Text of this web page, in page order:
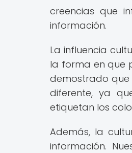
creencias que
información.
La influencia
la forma en que
demostrado que
diferente, ya
etiquetan los
Además, la
información.